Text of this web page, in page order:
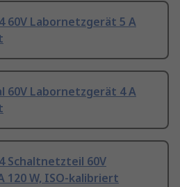
60V Labornetzgerät 5 A
60V Labornetzgerät 4 A
Schaltnetzteil 60V
120 W, ISO-kalibriert